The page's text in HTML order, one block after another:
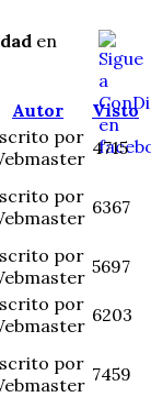
en
Autor
Visto
por 4715
por 6367
por 5697
por 6203
por 7459